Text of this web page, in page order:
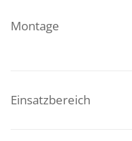
Montage
Einsatzbereich